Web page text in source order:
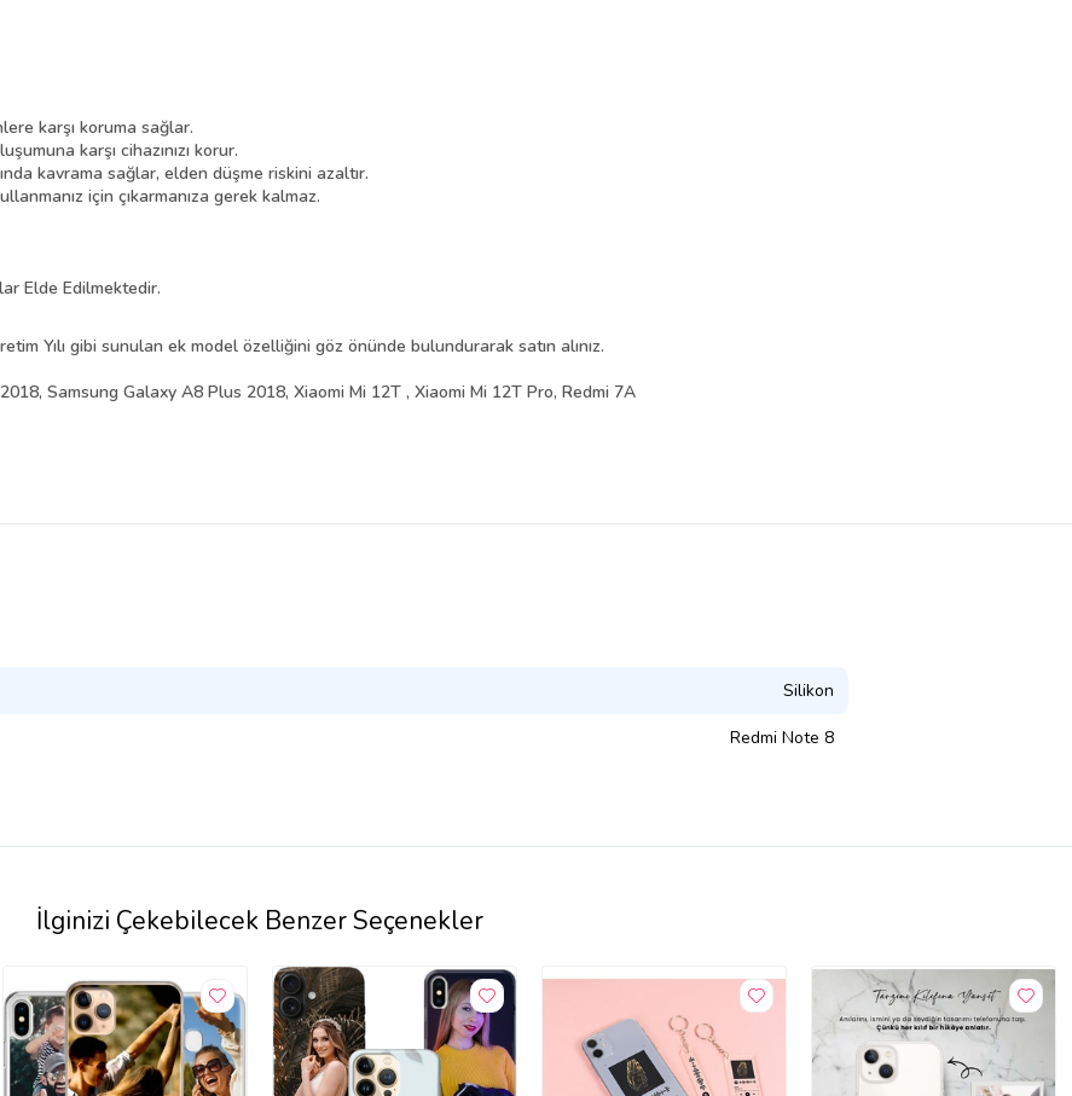
karşı koruma sağlar.
karşı cihazınızı korur.
kavrama sağlar, elden düşme riskini azaltır.
için çıkarmanıza gerek kalmaz.
Elde Edilmektedir.
Yılı gibi sunulan ek model özelliğini göz önünde bulundurarak satın alınız.
Samsung Galaxy A8 Plus 2018, Xiaomi Mi 12T , Xiaomi Mi 12T Pro, Redmi 7A
Silikon
Redmi Note 8
İlginizi Çekebilecek Benzer Seçenekler